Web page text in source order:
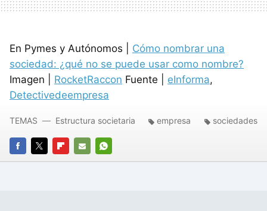
En Pymes y Autónomos | Cómo nombrar una
sociedad: ¿qué no se puede usar como nombre?
Imagen | RocketRaccon Fuente | eInforma,
Detectivedeempresa
FACEBOOK
TWITTERFLIPBOARD
E-
WHATSAPP
TEMAS Estructura societaria empresa sociedades